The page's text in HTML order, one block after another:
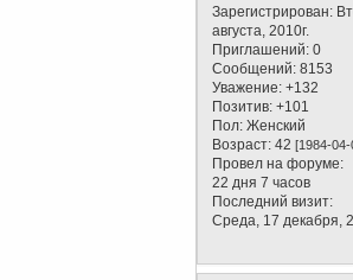
Зарегистрирован:
августа, 2010г.
Приглашений: 0
Сообщений: 8153
Уважение: +132
Позитив: +101
Пол: Женский
Возраст: 42[1984-04-
Провел на форуме:
22 дня 7 часов
Последний визит:
Среда, 17 декабря,